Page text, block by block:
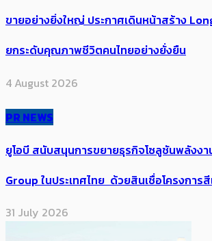
ขายอย่างยิ่งใหญ่ ประกาศเดินหน้าสร้าง
ยกระดับคุณภาพชีวิตคนไทยอย่างยั่งยืน
4 August 2026
PR NEWS
ยูโอบี สนับสนุนการขยายธุรกิจโซลูชันพลังง
Group ในประเทศไทย ด้วยสินเชื่อโครงการ
31 July 2026